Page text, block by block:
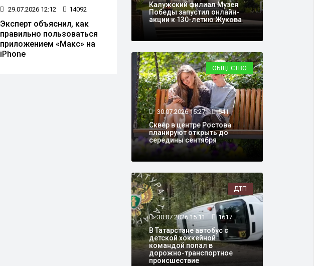
29.07.2026 12:12 14092
Эксперт объяснил, как
правильно пользоваться
приложением «Макс» на
iPhone
27.07.2026 16:21 13914
Соцфонд пересчитает
размер накопительной
пенсии
Калужский филиал Музея
Победы запустил онлайн-
акции к 130-летию Жукова
ОБЩЕСТВО
30.07.2026 15:27 541
Сквер в центре Ростова
планируют открыть до
середины сентября
ДТП
30.07.2026 15:11 1617
В Татарстане автобус с
детской хоккейной
командой попал в
дорожно-транспортное
происшествие